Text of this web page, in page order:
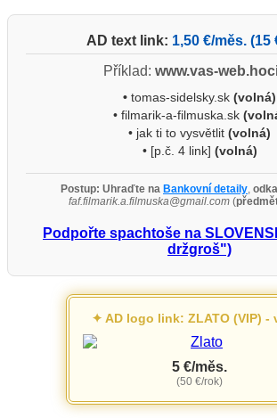
AD text link: 1,50 €/měs. (15
Příklad: www.vas-
• tomas-sidelsky.sk (volná)
• filmarik-a-filmuska.sk
• jak ti to vysvětlit (volná)
• [p.č. 4 link] (volná)
Postup: Uhraďte na Bankovní detaily,
faf.filmarik.a.filmuska@gmail.com (
Podpořte spachtoše na
držgroš")
✦ AD logo link: ZLATO (VIP) -
5 €/měs.
(50 €/rok)